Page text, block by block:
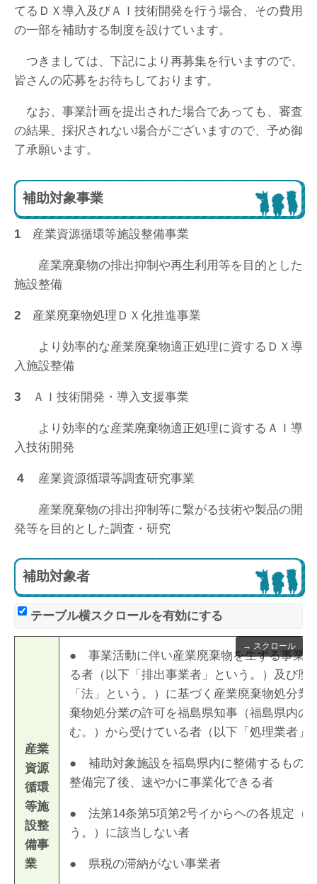
てるＤＸ導入及びＡＩ技術開発を行う場合、その費用
の一部を補助する制度を設けています。
つきましては、下記により再募集を行いますので、
皆さんの応募をお待ちしております。
なお、事業計画を提出された場合であっても、審査
の結果、採択されない場合がございますので、予め御
了承願います。
補助対象事業
1 産業資源循環等施設整備事業
産業廃棄物の排出抑制や再生利用等を目的とした
施設整備
2 産業廃棄物処理ＤＸ化推進事業
より効率的な産業廃棄物適正処理に資するＤＸ導
入施設整備
3 ＡＩ技術開発・導入支援事業
より効率的な産業廃棄物適正処理に資するＡＩ導
入技術開発
４ 産業資源循環等調査研究事業
産業廃棄物の排出抑制等に繋がる技術や製品の開
発等を目的とした調査・研究
補助対象者
テーブル横スクロールを有効にする
産業
資源
循環
等施
設整
備事
業
● 事業活動に伴い産業廃棄物を生ずる事業
る者（以下「排出事業者」という。）及び廃
「法」という。）に基づく産業廃棄物処分業
棄物処分業の許可を福島県知事（福島県内の
む。）から受けている者（以下「処理業者」
● 補助対象施設を福島県内に整備するもの
整備完了後、速やかに事業化できる者
● 法第14条第5項第2号イからヘの各規定（
う。）に該当しない者
● 県税の滞納がない事業者